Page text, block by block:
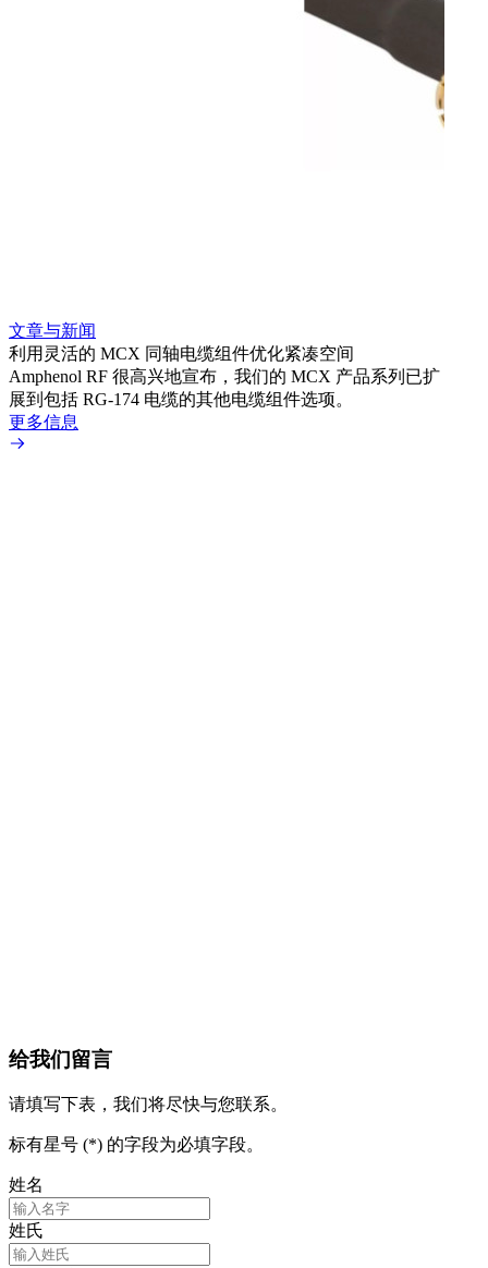
文章与新闻
利用灵活的 MCX 同轴电缆组件优化紧凑空间
Amphenol RF 很高兴地宣布，我们的 MCX 产品系列已扩
展到包括 RG-174 电缆的其他电缆组件选项。
更多信息
给我们留言
请填写下表，我们将尽快与您联系。
标有星号 (*) 的字段为必填字段。
姓名
姓氏